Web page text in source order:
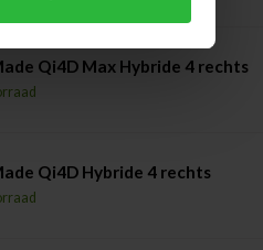
Qi4D Max Hybride 4 rechts
Qi4D Hybride 4 rechts